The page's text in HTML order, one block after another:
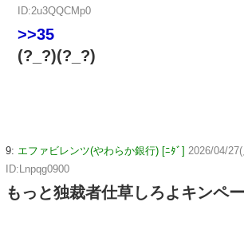
ID:2u3QQCMp0
>>35
(?_?)(?_?)
9: エファビレンツ(やわらか銀行) [ﾆﾀﾞ] 2026/04/
ID:Lnpqg0900
もっと独裁者仕草しろよキンペー